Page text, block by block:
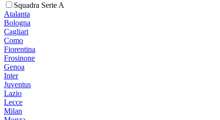
Squadra Serie A
Atalanta
Bologna
Cagliari
Como
Fiorentina
Frosinone
Genoa
Inter
Juventus
Lazio
Lecce
Milan